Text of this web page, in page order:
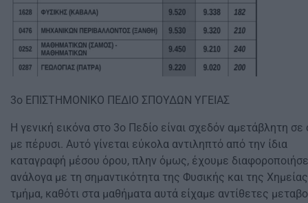
3ο ΕΠΙΣΤΗΜΟΝΙΚΟ ΠΕΔΙΟ ΣΠΟΥΔΩΝ ΥΓΕΙΑΣ
Η γενική εικόνα στο 3ο Πεδίο είναι σχεδόν αμετάβλητη σε
με πέρυσι. Αυτό γίνεται εύκολα αντιληπτό από την ίδια
καταγραφή μέσου όρου, πλην όμως, έχουμε
ανάλογα με τη σημαντικότητα της Φυσικής και της
τμήμα, καθότι στα μαθήματα αυτά είχαμε αντίθετες